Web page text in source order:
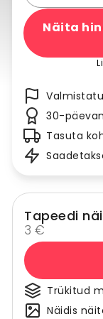
Näita
30-
Tasuta
Tapeedi
3 €
Trükitud
Näidis